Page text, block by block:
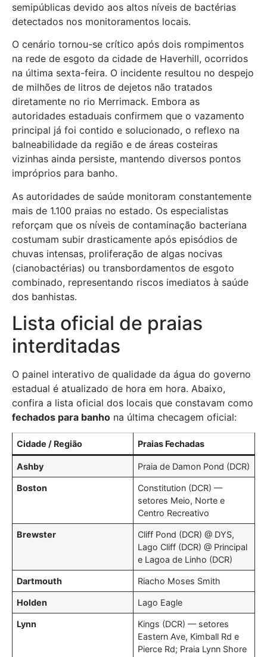
semipúblicas devido aos altos níveis de bactérias
detectados nos monitoramentos locais.
O cenário tornou-se crítico após dois rompimentos
na rede de esgoto da cidade de Haverhill, ocorridos
na última sexta-feira. O incidente resultou no despejo
de milhões de litros de dejetos não tratados
diretamente no rio Merrimack. Embora as
autoridades estaduais confirmem que o vazamento
principal já foi contido e solucionado, o reflexo na
balneabilidade da região e de áreas costeiras
vizinhas ainda persiste, mantendo diversos pontos
impróprios para banho.
As autoridades de saúde monitoram constantemente
mais de 1.100 praias no estado. Os especialistas
reforçam que os níveis de contaminação bacteriana
costumam subir drasticamente após episódios de
chuvas intensas, proliferação de algas nocivas
(cianobactérias) ou transbordamentos de esgoto
combinado, representando riscos imediatos à saúde
dos banhistas.
Lista oficial de praias
interditadas
O painel interativo de qualidade da água do governo
estadual é atualizado de hora em hora. Abaixo,
confira a lista oficial dos locais que constavam como
fechados para banho na última checagem oficial:
Cidade / Região Praias Fechadas
Ashby Praia de Damon Pond (DCR)
Boston
Constitution (DCR) —
setores Meio, Norte e
Centro Recreativo
Brewster
Cliff Pond (DCR) @ DYS,
Lago Cliff (DCR) @ Principal
e Lagoa de Linho (DCR)
Dartmouth Riacho Moses Smith
Holden Lago Eagle
Lynn
Kings (DCR) — setores
Eastern Ave, Kimball Rd e
Pierce Rd; Praia Lynn Shore